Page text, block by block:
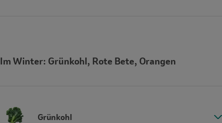
Im Winter: Grünkohl, Rote Bete, Orangen
Grünkohl